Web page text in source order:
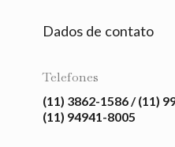
Dados de contato
Telefones
(11) 3862-1586 / (11)
(11) 94941-8005